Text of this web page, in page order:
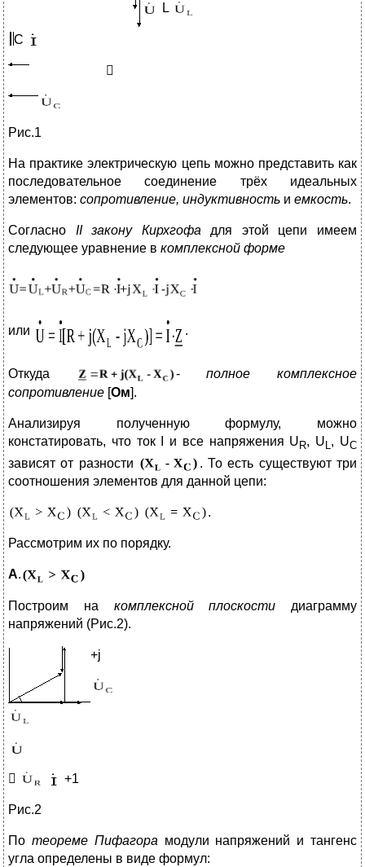
L
C

Рис.1
На практике электрическую цепь можно представить как
последовательное соединение трёх идеальных
элементов: сопротивление, индуктивность и емкость.
Согласно II закону Кирхгофа для этой цепи имеем
следующее уравнение в комплексной форме
или .
Откуда -полное комплексное
сопротивление [Ом].
Анализируя полученную формулу, можно
констатировать, что ток I и все напряжения U R, U , UC
зависят от разности
. То есть существуют три
соотношения элементов для данной цепи:
.
Рассмотрим их по порядку.
A.
Построим на комплексной плоскости диаграмму
напряжений (Рис.2).
+j
 +1
Рис.2
По теореме Пифагорамодули напряжений и тангенс
угла определены в виде формул: